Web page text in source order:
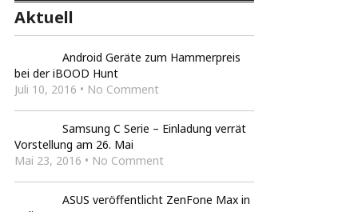
Aktuell
Android Geräte zum Hammerpreis
bei der iBOOD Hunt
Juli 10, 2016 • No Comment
Samsung C Serie – Einladung verrät
Vorstellung am 26. Mai
Mai 23, 2016 • No Comment
ASUS veröffentlicht ZenFone Max in